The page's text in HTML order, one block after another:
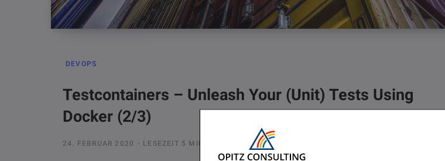
DEVOPS
Testcontainers – Unleash Your (Unit) Tests Using
Docker (2/3)
24. FEBRUAR 2020 LESEZEIT 5 MIN. 1566 AUFRUFE